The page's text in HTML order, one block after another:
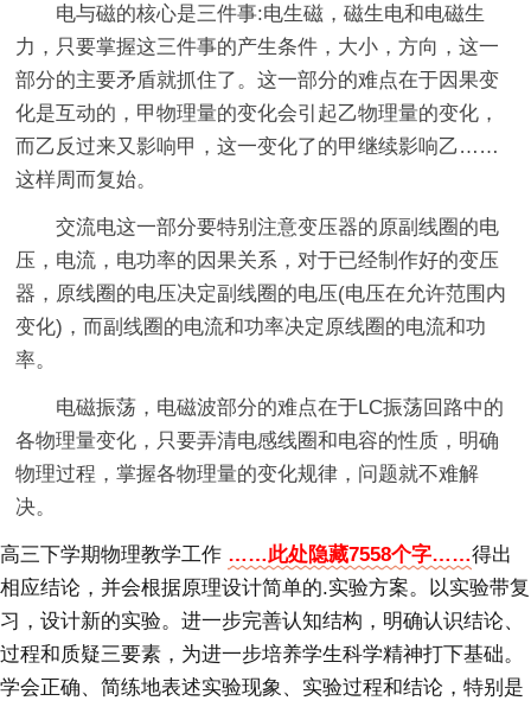
电与磁的核心是三件事:电生磁，磁生电和电磁生
力，只要掌握这三件事的产生条件，大小，方向，这一
部分的主要矛盾就抓住了。这一部分的难点在于因果变
化是互动的，甲物理量的变化会引起乙物理量的变化，
而乙反过来又影响甲，这一变化了的甲继续影响乙……
这样周而复始。
交流电这一部分要特别注意变压器的原副线圈的电
压，电流，电功率的因果关系，对于已经制作好的变压
器，原线圈的电压决定副线圈的电压(电压在允许范围内
变化)，而副线圈的电流和功率决定原线圈的电流和功
率。
电磁振荡，电磁波部分的难点在于LC振荡回路中的
各物理量变化，只要弄清电感线圈和电容的性质，明确
物理过程，掌握各物理量的变化规律，问题就不难解
决。
高三下学期物理教学工作 ……此处隐藏7558个字……得出
相应结论，并会根据原理设计简单的.实验方案。以实验带复
习，设计新的实验。进一步完善认知结构，明确认识结论、
过程和质疑三要素，为进一步培养学生科学精神打下基础。
学会正确、简练地表述实验现象、实验过程和结论，特别是